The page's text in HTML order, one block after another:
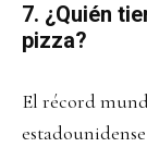
7. ¿Quién
pizza?
El récord